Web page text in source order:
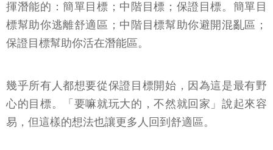
揮潛能的：簡單目標；中階目標；保證目標。簡單目
標幫助你逃離舒適區；中階目標幫助你避開混亂區；
保證目標幫助你活在潛能區。
幾乎所有人都想要從保證目標開始，因為這是最有野
心的目標。「要嘛就玩大的，不然就回家」說起來容
易，但這樣的想法也讓更多人回到舒適區。